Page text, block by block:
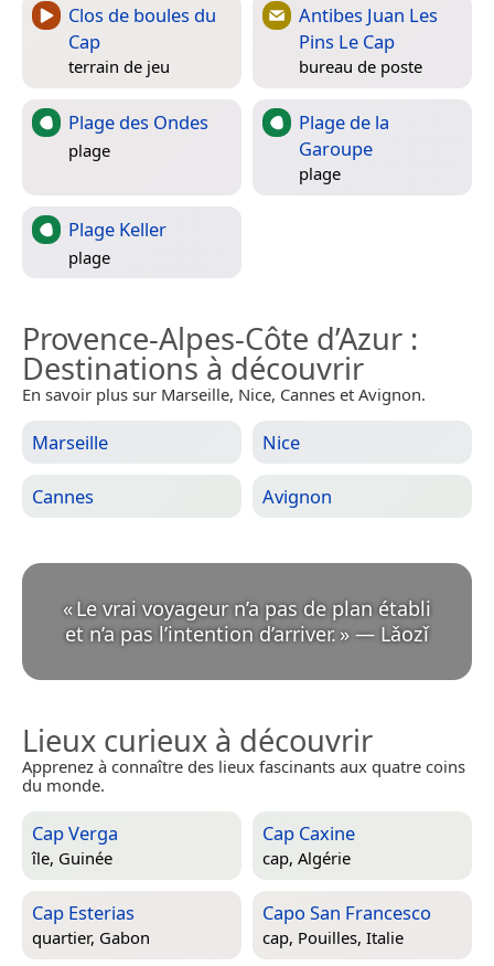
Clos de boules du
Cap
terrain de jeu
Antibes Juan Les
Pins Le Cap
bureau de poste
Plage des Ondes
plage
Plage de la
Garoupe
plage
Plage Keller
plage
Provence-Alpes-Côte d’Azur :
Destinations à découvrir
En savoir plus sur Marseille, Nice, Cannes et Avignon.
Marseille Nice
Cannes Avignon
«Le vrai voyageur n’a pas de plan établi
et n’a pas l’intention d’arriver. » — Lǎozǐ
Lieux curieux à découvrir
Apprenez à connaître des lieux fascinants aux quatre coins
du monde.
Cap Verga
île, Guinée
Cap Caxine
cap, Algérie
Cap Esterias
quartier, Gabon
Capo San Francesco
cap, Pouilles, Italie